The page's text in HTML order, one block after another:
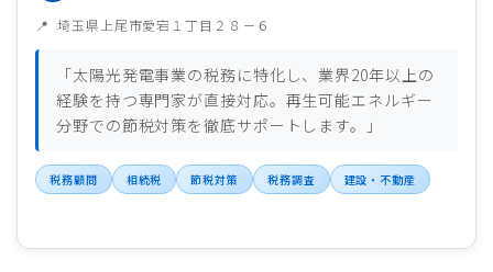
埼玉県上尾市愛宕１丁目２８－６
「太陽光発電事業の税務に特化し、業界20年以上の
経験を持つ専門家が直接対応。再生可能エネルギー
分野での節税対策を徹底サポートします。」
税務顧問 相続税 節税対策 税務調査 建設・不動産